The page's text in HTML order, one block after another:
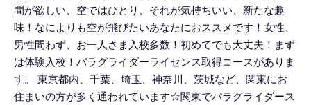
間が欲しい、空ではひとり、それが気持ちいい、新たな趣
味！なによりも空が飛びたいあなたにおススメです！女性、
男性問わず、お一人さま入校多数！初めてでも大丈夫！まず
は体験入校！パラグライダーライセンス取得コースがありま
す。 東京都内、千葉、埼玉、神奈川、茨城など、関東にお
住まいの方が多く通われています☆関東でパラグライダース